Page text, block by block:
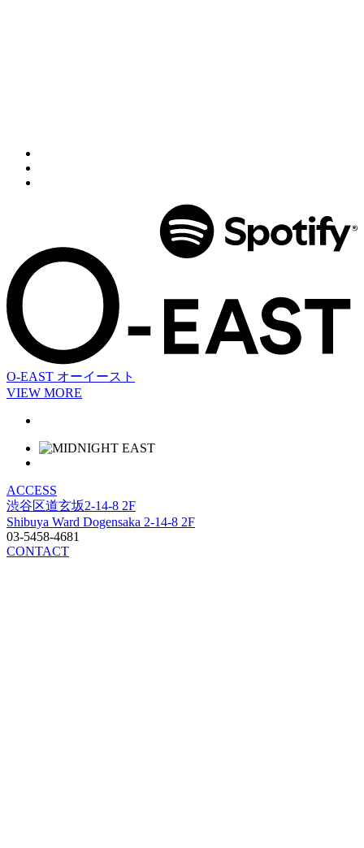
O-EAST オーイースト
VIEW MORE
ACCESS
渋谷区道玄坂2-14-8 2F
Shibuya Ward Dogensaka 2-14-8 2F
03-5458-4681
CONTACT